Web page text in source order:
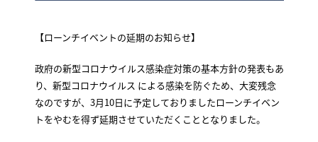
【ローンチイベントの延期のお知らせ】
政府の新型コロナウイルス感染症対策の基本方針の発表もあ
り、新型コロナウイルス による感染を防ぐため、大変残念
なのですが、3月10日に予定しておりましたローンチイベン
トをやむを得ず延期させていただくこととなりました。